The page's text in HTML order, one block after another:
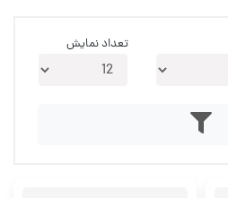
تعداد نمایش